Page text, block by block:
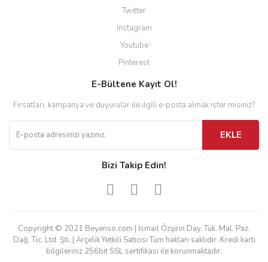
Twitter
Instagram
Youtube
Pinterest
E-Bültene Kayıt Ol!
Fırsatları, kampanya ve duyurular ile ilgili e-posta almak ister misiniz?
EKLE
Bizi Takip Edin!
Copyright © 2021 Beyenso.com | İsmail Özşirin Day. Tük. Mal. Paz.
Dağ. Tic. Ltd. Şti. | Arçelik Yetkili Satıcısı Tüm hakları saklıdır. Kredi kartı
bilgileriniz 256bit SSL sertifikası ile korunmaktadır.